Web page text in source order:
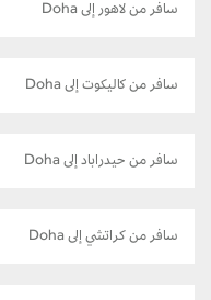
سافر من لاهور إلى Doha
سافر من كاليكوت إلى Doha
سافر من حيدراباد إلى Doha
سافر من كراتشي إلى Doha